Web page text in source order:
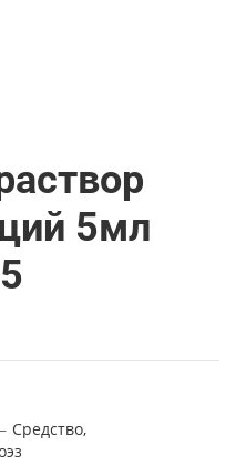
5мл
Средство,